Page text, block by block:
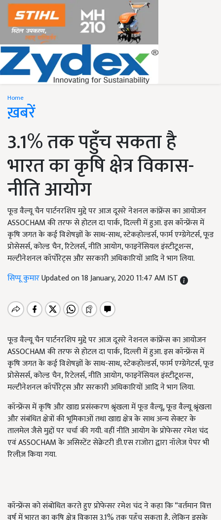
Home
ख़बरें
3.1% तक पहुँच सकता है
भारत का कृषि क्षेत्र विकास-
नीति आयोग
फूड वैल्यू चैन पार्टनरशिप मुद्दे पर आज दूसरे नेशनल कांफ्रेंस का आयोजन
ASSOCHAM की तरफ से होटल दा पार्क, दिल्ली में हुआ. इस कॉन्फ्रेंस में
कृषि जगत के कई विशेषज्ञों के साथ-साथ, स्टेकहोल्डर्स, फार्म एग्ग्रेगेटर्स, फूड
प्रोसेसर्स, कोल्ड चैन, रिटेलर्स, नीति आयोग, फाइनेंसियल इंस्टीटूशन्स,
मल्टीनेशनल कॉर्पोरेट्स और सरकारी अधिकारियों आदि ने भाग लिया.
सिप्पू कुमारUpdated on 18 January, 2020 11:47 AM IST
फूड वैल्यू चैन पार्टनरशिप मुद्दे पर आज दूसरे नेशनल कांफ्रेंस का आयोजन
ASSOCHAM की तरफ से होटल दा पार्क, दिल्ली में हुआ. इस कॉन्फ्रेंस में
कृषि जगत के कई विशेषज्ञों के साथ-साथ, स्टेकहोल्डर्स, फार्म एग्ग्रेगेटर्स, फूड
प्रोसेसर्स, कोल्ड चैन, रिटेलर्स, नीति आयोग, फाइनेंसियल इंस्टीटूशन्स,
मल्टीनेशनल कॉर्पोरेट्स और सरकारी अधिकारियों आदि ने भाग लिया.
कॉन्फ्रेंस में कृषि और खाद्य प्रसंस्करण श्रृंखला में फूड वैल्यू, फूड वैल्यू श्रृंखला
और संबंधित क्षेत्रों की भूमिकाओं तथा खाद्य क्षेत्र के साथ अन्य सेक्टर के
तालमेल जैसे मुद्दों पर चर्चा की गयी. वहीं नीति आयोग के प्रोफेसर रमेश चंद
एवं ASSOCHAM के असिस्टेंट सेक्रेटरी डी.एस राजोरा द्वारा नॉलेज पेपर भी
रिलीज़ किया गया.
कॉन्फ्रेंस को संबोधित करते हुए प्रोफेसर रमेश चंद ने कहा कि “वर्तमान वित्त